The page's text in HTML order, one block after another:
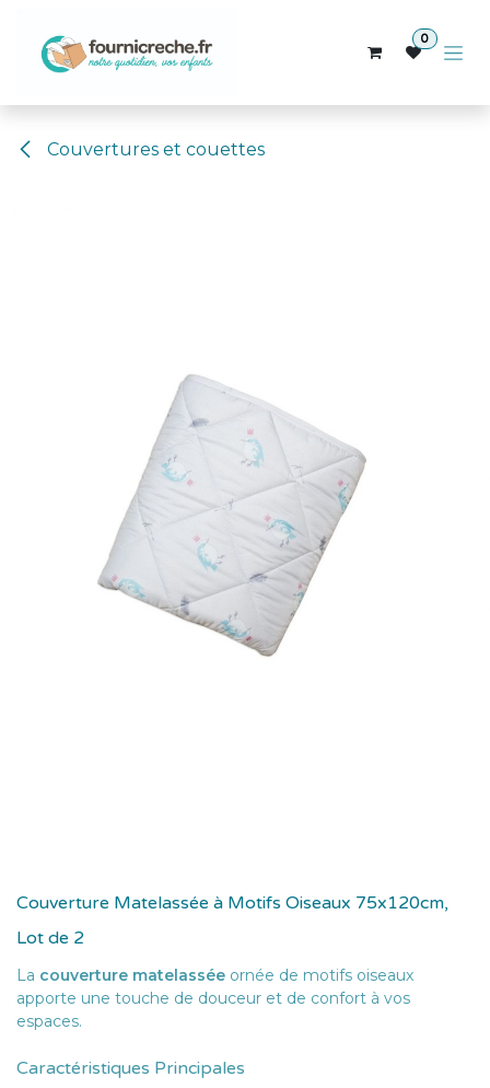
0
Couvertures et couettes
Couverture Matelassée à Motifs Oiseaux 75x120cm,
Lot de 2
La couverture matelassée ornée de motifs oiseaux
apporte une touche de douceur et de confort à vos
espaces.
Caractéristiques Principales